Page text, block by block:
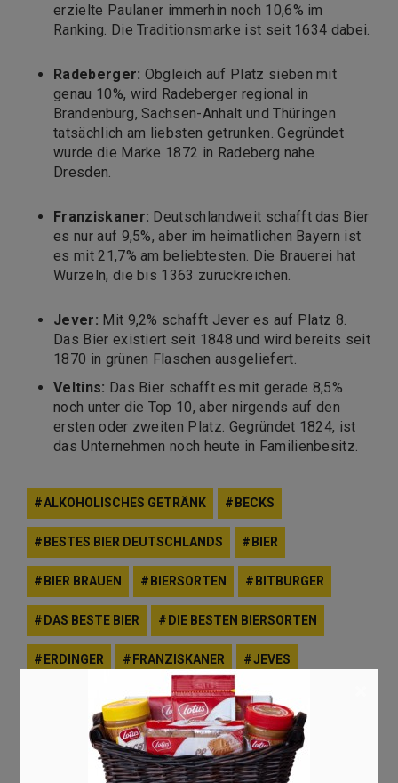
erzielte Paulaner immerhin noch 10,6% im
Ranking. Die Traditionsmarke ist seit 1634 dabei.
Radeberger: Obgleich auf Platz sieben mit
genau 10%, wird Radeberger regional in
Brandenburg, Sachsen-Anhalt und Thüringen
tatsächlich am liebsten getrunken. Gegründet
wurde die Marke 1872 in Radeberg nahe
Dresden.
Franziskaner: Deutschlandweit schafft das Bier
es nur auf 9,5%, aber im heimatlichen Bayern ist
es mit 21,7% am beliebtesten. Die Brauerei hat
Wurzeln, die bis 1363 zurückreichen.
Jever: Mit 9,2% schafft Jever es auf Platz 8.
Das Bier existiert seit 1848 und wird bereits seit
1870 in grünen Flaschen ausgeliefert.
Veltins: Das Bier schafft es mit gerade 8,5%
noch unter die Top 10, aber nirgends auf den
ersten oder zweiten Platz. Gegründet 1824, ist
das Unternehmen noch heute in Familienbesitz.
ALKOHOLISCHES GETRÄNK BECKS
BESTES BIER DEUTSCHLANDS BIER
BIER BRAUEN BIERSORTEN BITBURGER
DAS BESTE BIER DIE BESTEN BIERSORTEN
ERDINGER FRANZISKANER JEVES
KROMBACHER PAULANER RADEBERGER
VELTINS WARSTEINER